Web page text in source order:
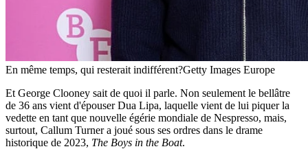
En même temps, qui resterait indifférent?Getty Images Europe
Et George Clooney sait de quoi il parle. Non seulement le bellâtre
de 36 ans vient d'épouser Dua Lipa, laquelle vient de lui piquer la
vedette en tant que nouvelle égérie mondiale de Nespresso, mais,
surtout, Callum Turner a joué sous ses ordres dans le drame
historique de 2023, The Boys in the Boat.